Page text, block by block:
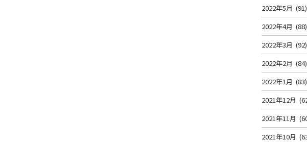
2022年5月 (91)
2022年4月 (88)
2022年3月 (92)
2022年2月 (84)
2022年1月 (83)
2021年12月
2021年11月
2021年10月